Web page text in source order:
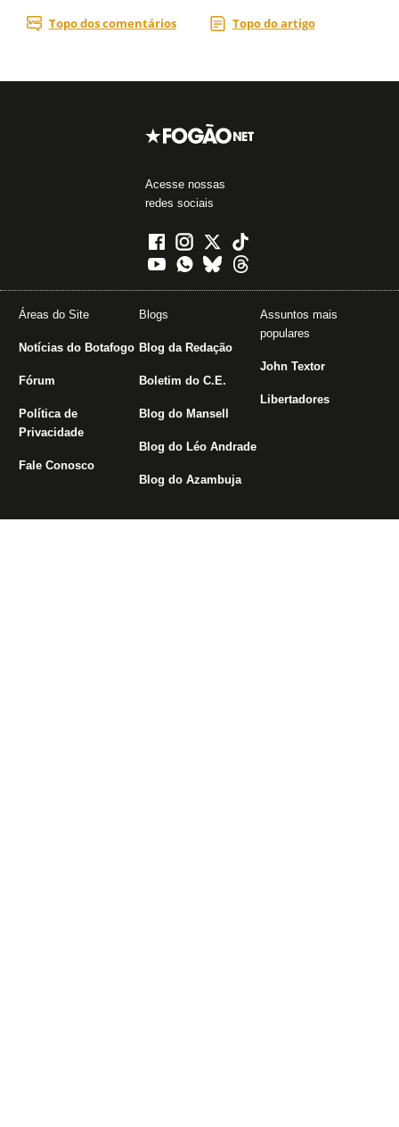
Acesse nossas
redes sociais
Áreas do Site
Notícias do Botafogo
Fórum
Política de
Privacidade
Fale Conosco
Blogs
Blog da Redação
Boletim do C.E.
Blog do Mansell
Blog do Léo Andrade
Blog do Azambuja
Assuntos mais
populares
John Textor
Libertadores